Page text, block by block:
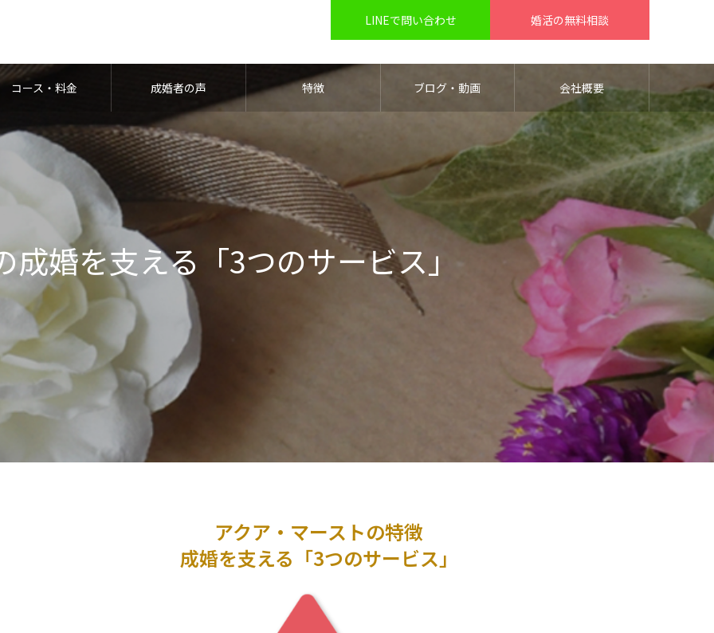
LINEで問い合わせ 婚活の無料相談
コース・料金 成婚者の声 特徴 ブログ・動画 会社概要
成婚を支える「3つのサービス」
アクア・マーストの特徴
成婚を支える「3つのサービス」